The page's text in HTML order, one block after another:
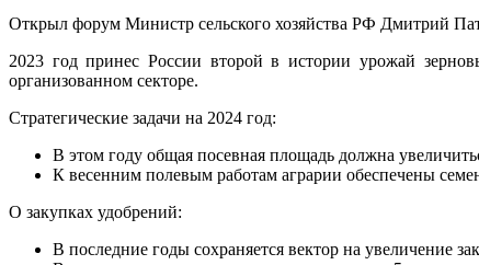
Открыл форум Министр сельского хозяйства РФ Дмитрий
2023 год принес России второй в истории урожай
организованном секторе.
Стратегические задачи на 2024 год:
В этом году общая посевная площадь должна
К весенним полевым работам аграрии обеспечены
О закупках удобрений:
В последние годы сохраняется вектор на увеличение